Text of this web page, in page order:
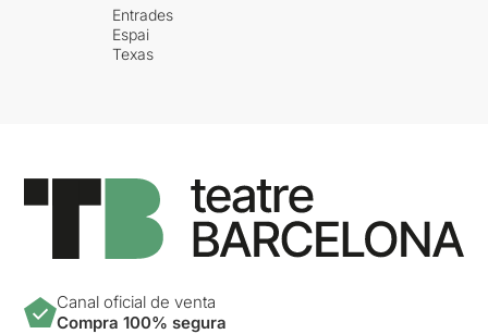
Entrades
Espai
Texas
Canal oficial de venta
Compra 100% segura